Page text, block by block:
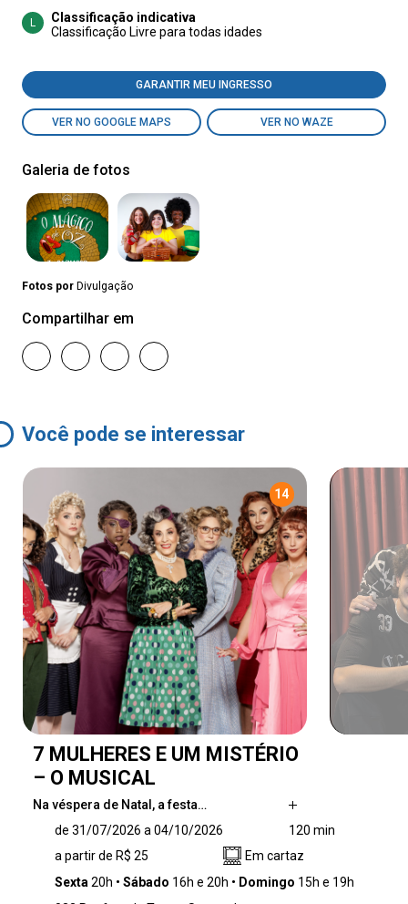
L
Classificação indicativa
Classificação Livre para todas idades
GARANTIR MEU INGRESSO
VER NO GOOGLE MAPS VER NO WAZE
Galeria de fotos
Fotos por Divulgação
Compartilhar em
Você pode se interessar
14
7 MULHERES E UM MISTÉRIO
– O MUSICAL
Na véspera de Natal, a festa…
interrompida por um crime misterioso. Presas
numa mansão isolada, as sete mulheres da
casa precisam descobrir o culpado antes que
de 31/07/2026 a 04/10/2026
120 min
a partir de R$ 25
Em cartaz
Sexta 20h Sábado 16h e 20h Domingo 15h e 19h